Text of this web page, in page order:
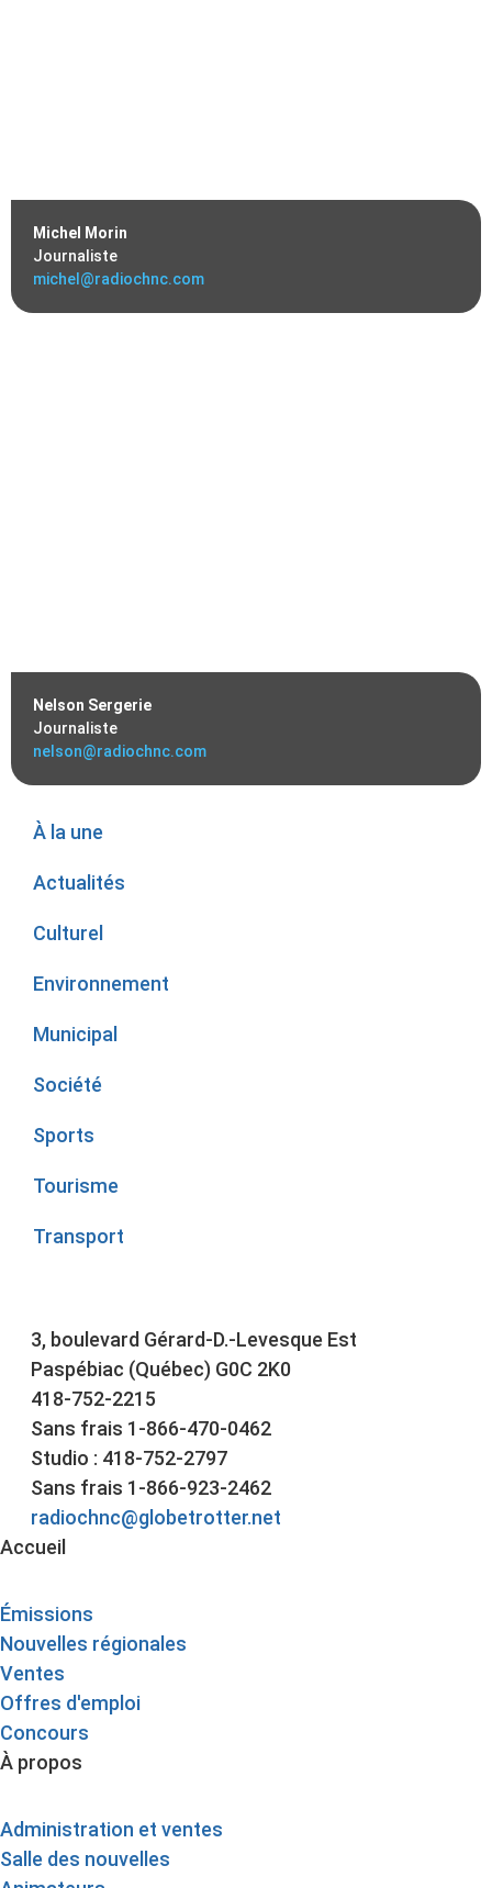
Michel Morin
Journaliste
michel@radiochnc.com
Nelson Sergerie
Journaliste
nelson@radiochnc.com
À la une
Actualités
Culturel
Environnement
Municipal
Société
Sports
Tourisme
Transport
3, boulevard Gérard-D.-Levesque Est
Paspébiac (Québec) G0C 2K0
418-752-2215
Sans frais 1-866-470-0462
Studio : 418-752-2797
Sans frais 1-866-923-2462
radiochnc@globetrotter.net
Accueil
Émissions
Nouvelles régionales
Ventes
Offres d'emploi
Concours
À propos
Administration et ventes
Salle des nouvelles